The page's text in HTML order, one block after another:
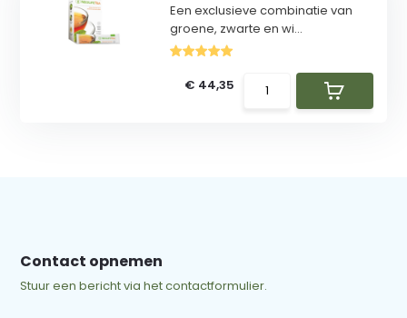
Een exclusieve combinatie van
groene, zwarte en wi...
€ 44,35
Contact opnemen
Stuur een bericht via het contactformulier.